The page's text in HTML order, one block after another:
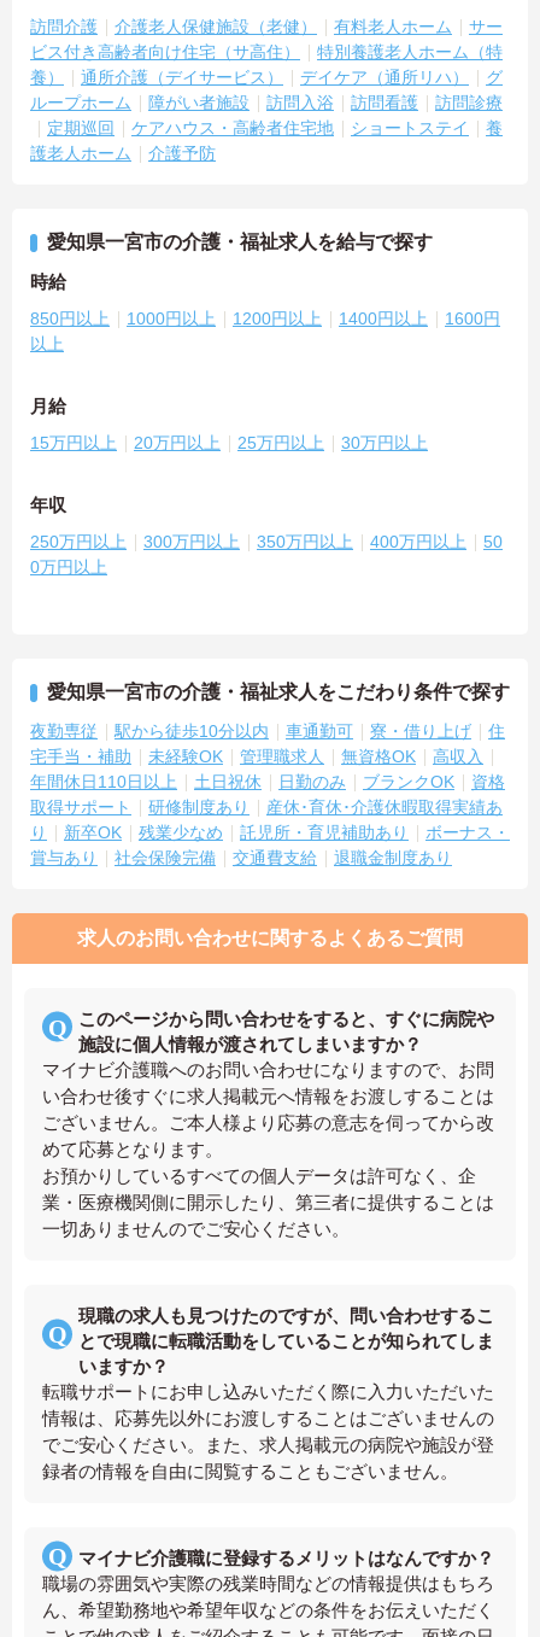
訪問介護 介護老人保健施設（老健） 有料老人ホーム
サー
ビス付き高齢者向け住宅（サ高住）
特別養護老人ホーム（特
養）
通所介護（デイサービス） デイケア（通所リハ）
グ
ループホーム
障がい者施設 訪問入浴 訪問看護
訪問診療
定期巡回
ケアハウス・高齢者住宅地 ショートステイ
養
護老人ホーム
介護予防
愛知県一宮市の介護・福祉求人を給与で探す
時給
850円以上 1000円以上 1200円以上 1400円以上
1600円
以上
月給
15万円以上 20万円以上 25万円以上 30万円以上
年収
250万円以上 300万円以上 350万円以上 400万円以上
50
0万円以上
愛知県一宮市の介護・福祉求人をこだわり条件で探す
夜勤専従 駅から徒歩10分以内 車通勤可 寮・借り上げ
住
宅手当・補助
未経験OK 管理職求人 無資格OK
高収入
年間休日110日以上
土日祝休 日勤のみ ブランクOK
資格
取得サポート
研修制度あり
産休･育休･介護休暇取得実績あ
り
新卒OK 残業少なめ 託児所・育児補助あり
ボーナス・
賞与あり
社会保険完備 交通費支給 退職金制度あり
求人のお問い合わせに関するよくあるご質問
このページから問い合わせをすると、すぐに病院や
施設に個人情報が渡されてしまいますか？
マイナビ介護職へのお問い合わせになりますので、お問
い合わせ後すぐに求人掲載元へ情報をお渡しすることは
ございません。ご本人様より応募の意志を伺ってから改
めて応募となります。
お預かりしているすべての個人データは許可なく、企
業・医療機関側に開示したり、第三者に提供することは
一切ありませんのでご安心ください。
現職の求人も見つけたのですが、問い合わせするこ
とで現職に転職活動をしていることが知られてしま
いますか？
転職サポートにお申し込みいただく際に入力いただいた
情報は、応募先以外にお渡しすることはございませんの
でご安心ください。また、求人掲載元の病院や施設が登
録者の情報を自由に閲覧することもございません。
マイナビ介護職に登録するメリットはなんですか？
職場の雰囲気や実際の残業時間などの情報提供はもちろ
ん、希望勤務地や希望年収などの条件をお伝えいただく